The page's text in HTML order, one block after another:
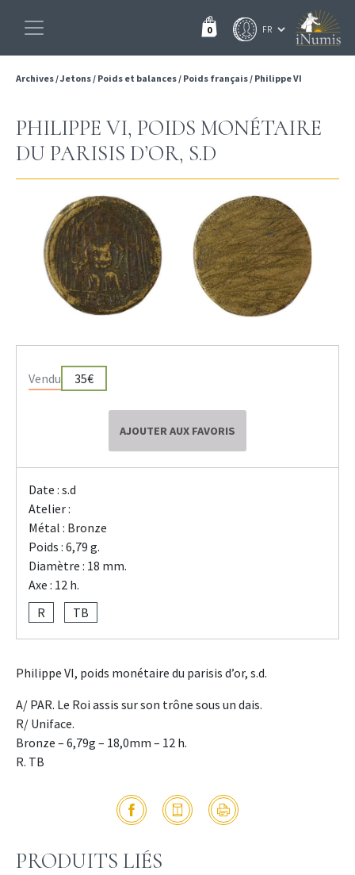
0
Archives/Jetons/ Poids et balances/ Poids français/ Philippe VI
PHILIPPE VI, POIDS MONÉTAIRE
DU PARISIS D’OR, S.D
Vendu 35€
AJOUTER AUX FAVORIS
Date : s.d
Atelier :
Métal : Bronze
Poids : 6,79 g.
Diamètre : 18 mm.
Axe : 12 h.
R
TB
Philippe VI, poids monétaire du parisis d’or, s.d.
A/ PAR. Le Roi assis sur son trône sous un dais.
R/ Uniface.
Bronze – 6,79g – 18,0mm – 12 h.
R. TB
PRODUITS LIÉS